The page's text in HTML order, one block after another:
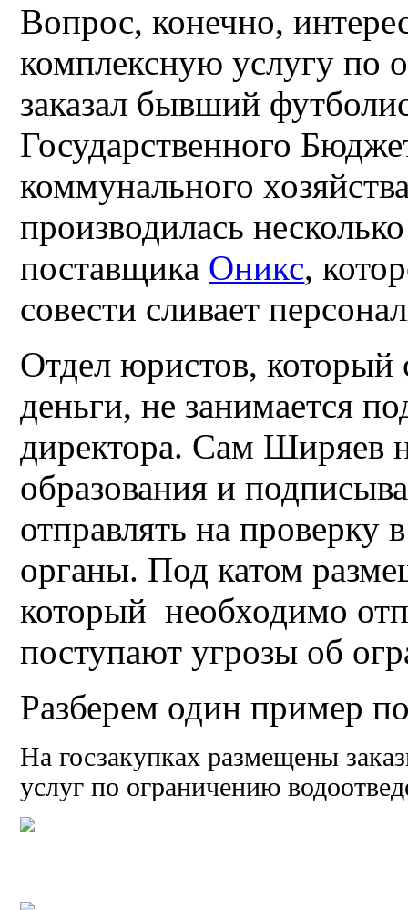
Вопрос, конечно,
комплексную услугу по
заказал бывший
Государственного
коммунального
производилась
поставщика Оникс,
совести сливает
Отдел юристов,
деньги, не занимается
директора. Сам Ширяев
образования и
отправлять на проверку
органы. Под катом
который необходимо
поступают угрозы об
Разберем один пример
На госзакупках размещены
услуг по ограничению